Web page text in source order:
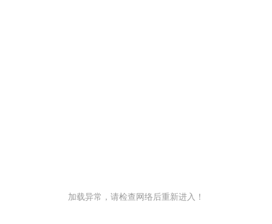
加载异常，请检查网络后重新进入！